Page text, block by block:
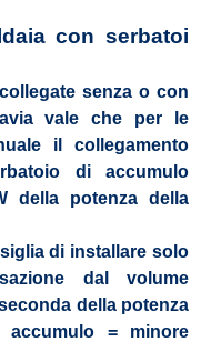
con serbatoi
senza o con
vale che per le
il collegamento
di accumulo
della potenza della
di installare solo
dal volume
della potenza
accumulo = minore